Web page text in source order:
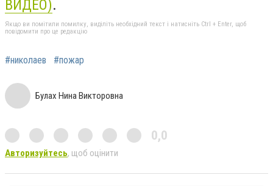
ВИДЕО).
Якщо ви помітили помилку, виділіть необхідний текст і натисніть Ctrl + Enter, щоб
повідомити про це редакцію
#николаев #пожар
Булах Нина Викторовна
0,0
Авторизуйтесь, щоб оцінити